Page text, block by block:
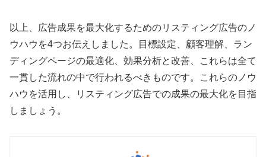
以上、広告成果を最大化するためのリスティング広告のノ
ウハウを4つお伝えしました。目標設定、顧客理解、ラン
ディングページの最適化、効果分析と改善、これらは全て
一貫した流れの中で行われるべきものです。これらのノウ
ハウを活用し、リスティング広告での成果の最大化を目指
しましょう。